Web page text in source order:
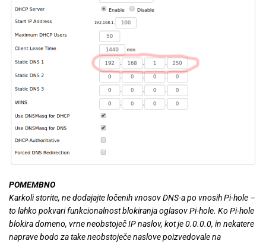
POMEMBNO
Karkoli storite, ne dodajajte ločenih vnosov DNS-a po vnosih Pi-hole –
to lahko pokvari funkcionalnost blokiranja oglasov Pi-hole. Ko Pi-hole
blokira domeno, vrne neobstoječ IP naslov, kot je 0.0.0.0, in nekatere
naprave bodo za take neobstoječe naslove poizvedovale na